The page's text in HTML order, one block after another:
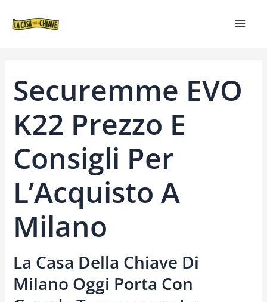
Securemme EVO
K22 Prezzo E
Consigli Per
L’Acquisto A
Milano
La Casa Della Chiave Di
Milano Oggi Porta Con
ARTICOLI